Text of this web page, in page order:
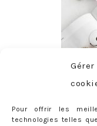
Pour offrir les
technologies telles